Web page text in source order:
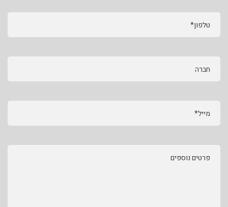
טלפון*
חברה
מייל*
פרטים נוספים